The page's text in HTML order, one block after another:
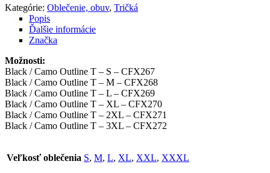
Kategórie: Oblečenie, obuv, Tričká
Popis
Ďalšie informácie
Značka
Možnosti:
Black / Camo Outline T – S – CFX267
Black / Camo Outline T – M – CFX268
Black / Camo Outline T – L – CFX269
Black / Camo Outline T – XL – CFX270
Black / Camo Outline T – 2XL – CFX271
Black / Camo Outline T – 3XL – CFX272
Veľkosť oblečenia S, M, L, XL, XXL, XXXL